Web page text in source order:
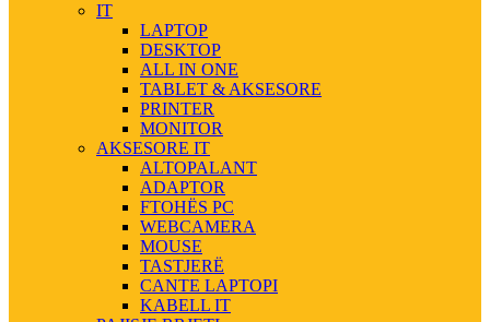
IT
LAPTOP
DESKTOP
ALL IN ONE
TABLET & AKSESORE
PRINTER
MONITOR
AKSESORE IT
ALTOPALANT
ADAPTOR
FTOHËS PC
WEBCAMERA
MOUSE
TASTJERË
CANTE LAPTOPI
KABELL IT